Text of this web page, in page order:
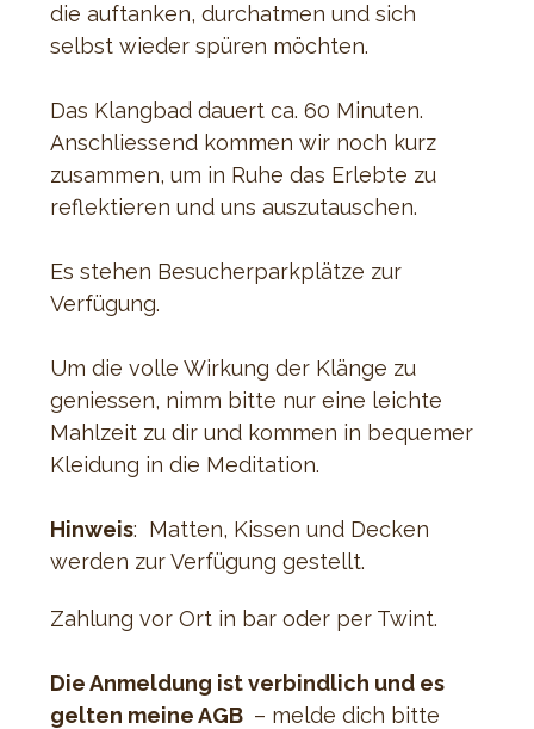
die auftanken, durchatmen und sich
selbst wieder spüren möchten.
Das Klangbad dauert ca. 60 Minuten.
Anschliessend kommen wir noch kurz
zusammen, um in Ruhe das Erlebte zu
reflektieren und uns auszutauschen.
Es stehen Besucherparkplätze zur
Verfügung.
Um die volle Wirkung der Klänge zu
geniessen, nimm bitte nur eine leichte
Mahlzeit zu dir und kommen in bequemer
Kleidung in die Meditation.
Hinweis:  Matten, Kissen und Decken
werden zur Verfügung gestellt.
Zahlung vor Ort in bar oder per Twint.
Die Anmeldung ist verbindlich und es
gelten meine AGB – melde dich bitte